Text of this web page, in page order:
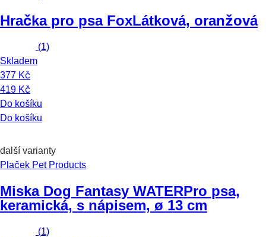
Hračka pro psa FoxLátková, oranžová
(1)
Skladem
377 Kč
419 Kč
Do košíku
Do košíku
další varianty
Plaček Pet Products
Miska Dog Fantasy WATERPro psa,
keramická, s nápisem, ø 13 cm
(1)